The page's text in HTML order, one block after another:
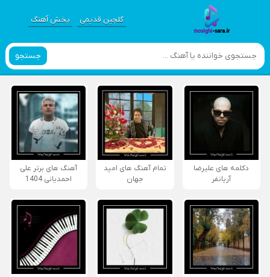
گلچین قدیمی پخش آهنگ
جستجو
دکلمه های علیرضا
آریانفر
تمام آهنگ های امید
جهان
آهنگ های برتر علی
احمدیانی 1404